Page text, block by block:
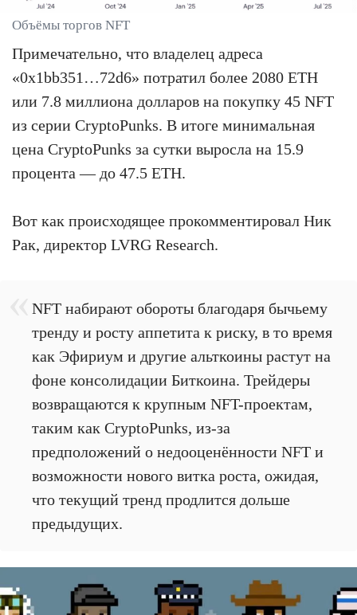
Объёмы торгов NFT
Примечательно, что владелец адреса
«0x1bb351…72d6» потратил более 2080 ETH
или 7.8 миллиона долларов на покупку 45 NFT
из серии CryptoPunks. В итоге минимальная
цена CryptoPunks за сутки выросла на 15.9
процента — до 47.5 ETH.
Вот как происходящее прокомментировал Ник
Рак, директор LVRG Research.
NFT набирают обороты благодаря бычьему
тренду и росту аппетита к риску, в то время
как Эфириум и другие альткоины растут на
фоне консолидации Биткоина. Трейдеры
возвращаются к крупным NFT-проектам,
таким как CryptoPunks, из-за
предположений о недооценённости NFT и
возможности нового витка роста, ожидая,
что текущий тренд продлится дольше
предыдущих.